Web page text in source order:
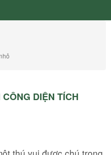
DIỆN TÍCH